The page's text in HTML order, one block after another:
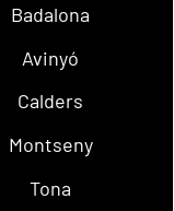
Badalona
Avinyó
Calders
Montseny
Tona